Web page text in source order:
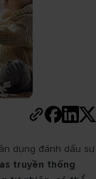
dụng đánh dấu sự
truyền thống